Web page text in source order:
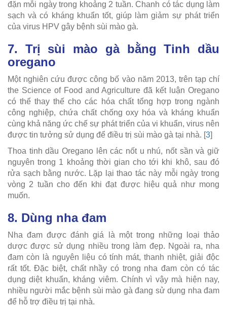
đặn mỗi ngày trong khoảng 2 tuần. Chanh có tác dụng làm
sạch và có kháng khuẩn tốt, giúp làm giảm sự phát triển
của virus HPV gây bệnh sùi mào gà.
7. Trị sùi mào gà bằng Tinh dầu
oregano
Một nghiên cứu được công bố vào năm 2013, trên tạp chí
the Science of Food and Agriculture đã kết luận Oregano
có thể thay thế cho các hóa chất tổng hợp trong ngành
công nghiệp, chứa chất chống oxy hóa và kháng khuẩn
cùng khả năng ức chế sự phát triển của vi khuẩn, virus nên
được tin tưởng sử dụng để điều trị sùi mào gà tại nhà. [3]
Thoa tinh dầu Oregano lên các nốt u nhú, nốt sần và giữ
nguyên trong 1 khoảng thời gian cho tới khi khô, sau đó
rửa sạch bằng nước. Lặp lại thao tác này mỗi ngày trong
vòng 2 tuần cho đến khi đạt được hiệu quả như mong
muốn.
8. Dùng nha đam
Nha đam được đánh giá là một trong những loại thảo
dược được sử dụng nhiều trong làm đẹp. Ngoài ra, nha
đam còn là nguyên liệu có tính mát, thanh nhiệt, giải độc
rất tốt. Đặc biệt, chất nhầy có trong nha đam còn có tác
dụng diệt khuẩn, kháng viêm. Chính vì vậy mà hiện nay,
nhiều người mắc bệnh sùi mào gà đang sử dụng nha đam
để hỗ trợ điều trị tại nhà.